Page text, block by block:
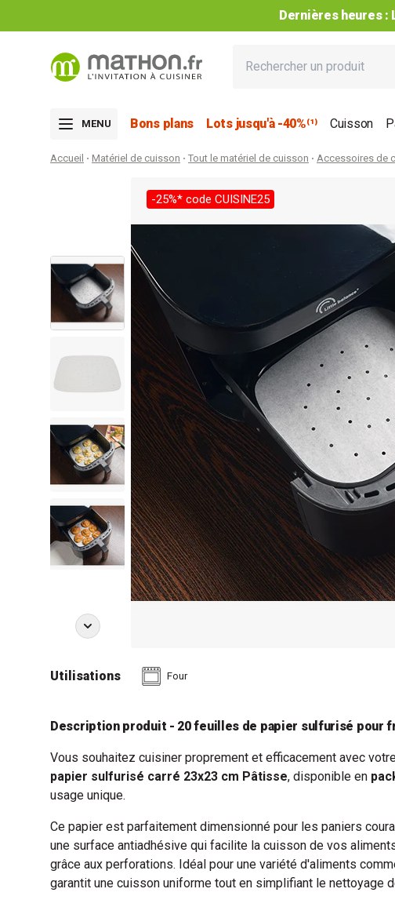
Dernières heures :
MENU Bons plans Lots jusqu'à -40%⁽¹⁾ Cuisson
Accueil Matériel de cuisson Tout le matériel de cuisson Accessoires de
-25%* code CUISINE25
Utilisations Four
Description produit - 20 feuilles de papier sulfurisé pour
Vous souhaitez cuisiner proprement et efficacement avec
papier sulfurisé carré 23x23 cm Pâtisse, disponible en
usage unique.
Ce papier est parfaitement dimensionné pour les paniers
une surface antiadhésive qui facilite la cuisson de vos
grâce aux perforations. Idéal pour une variété d'aliments
garantit une cuisson uniforme tout en simplifiant le nettoyage